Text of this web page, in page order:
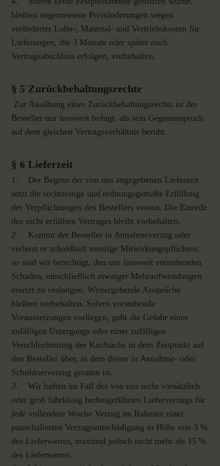
bleiben angemessene Preisänderungen wegen
veränderter Lohn-, Material- und Vertriebskosten für
Lieferungen, die 3 Monate oder später nach
Vertragsabschluss erfolgen, vorbehalten.
§ 5 Zurückbehaltungsrechte
Zur Ausübung eines Zurückbehaltungsrechts ist der
Besteller nur insoweit befugt, als sein Gegenanspruch
auf dem gleichen Vertragsverhältnis beruht.
§ 6 Lieferzeit
1. Der Beginn der von uns angegebenen Lieferzeit
setzt die rechtzeitige und ordnungsgemäße Erfüllung
der Verpflichtungen des Bestellers voraus. Die Einrede
des nicht erfüllten Vertrages bleibt vorbehalten.
2. Kommt der Besteller in Annahmeverzug oder
verletzt er schuldhaft sonstige Mitwirkungspflichten,
so sind wir berechtigt, den uns insoweit entstehenden
Schaden, einschließlich etwaiger Mehraufwendungen
ersetzt zu verlangen. Weitergehende Ansprüche
bleiben vorbehalten. Sofern vorstehende
Voraussetzungen vorliegen, geht die Gefahr eines
zufälligen Untergangs oder einer zufälligen
Verschlechterung der Kaufsache in dem Zeitpunkt auf
den Besteller über, in dem dieser in Annahme- oder
Schuldnerverzug geraten ist.
3. Wir haften im Fall des von uns nicht vorsätzlich
oder grob fahrlässig herbeigeführten Lieferverzugs für
jede vollendete Woche Verzug im Rahmen einer
pauschalierten Verzugsentschädigung in Höhe von 3 %
des Lieferwertes, maximal jedoch nicht mehr als 15 %
des Lieferwertes.